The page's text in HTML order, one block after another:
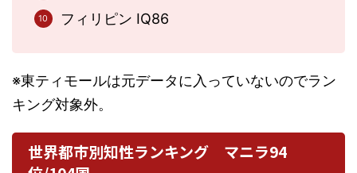
フィリピン IQ86
※東ティモールは元データに入っていないのでラン
キング対象外。
世界都市別知性ランキング マニラ94